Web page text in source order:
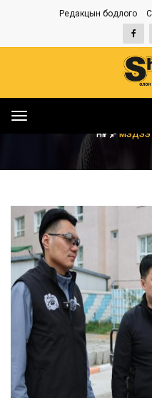
Редакцын бодлого
Toggle
НҮҮР МЭДЭЭ